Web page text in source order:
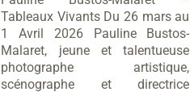
Tableaux Vivants Du 26 mars au
1 Avril 2026 Pauline Bustos-
Malaret, jeune et talentueuse
photographe artistique,
scénographe et directrice